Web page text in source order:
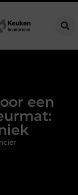
bij pijn en
een